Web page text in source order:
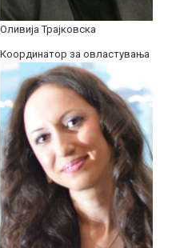
Оливија Трајковска
Координатор за овластувања